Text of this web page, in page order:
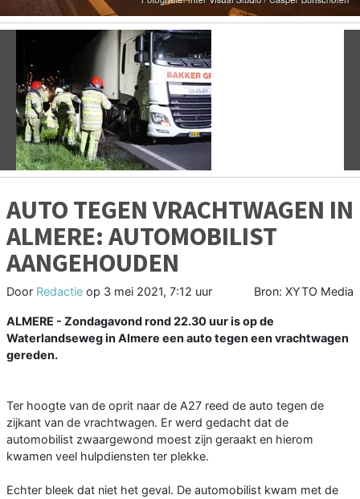
Vorige
AUTO TEGEN VRACHTWAGEN IN
ALMERE: AUTOMOBILIST
AANGEHOUDEN
Door Redactie op 3 mei 2021, 7:12 uur Bron: XYTO Media
ALMERE - Zondagavond rond 22.30 uur is op de
Waterlandseweg in Almere een auto tegen een vrachtwagen
gereden.
Ter hoogte van de oprit naar de A27 reed de auto tegen de
zijkant van de vrachtwagen. Er werd gedacht dat de
automobilist zwaargewond moest zijn geraakt en hierom
kwamen veel hulpdiensten ter plekke.
Echter bleek dat niet het geval. De automobilist kwam met de